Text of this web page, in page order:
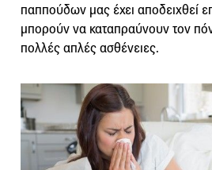
παππούδων μας έχει αποδειχθεί
μπορούν να καταπραύνουν τον
πολλές απλές ασθένειες.